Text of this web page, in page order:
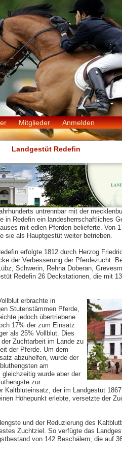
Mitglieder Anmelden
Landgestüt Redefin
untrennbar mit der
in Redefin ein landesherrschaftliches
mit edlen Pferden belieferte. Von
sie als Hauptgestüt weiter betrieben.
erfolgte 1812 durch Herzog
der Verbesserung der Pferdezucht.
Schwerin, Rehna Doberan,
Redefin 26 Deckstationen, die mit
erbrachte in
Stutenstämmen Pferde,
jedoch übertriebene
17% der zum Einsatz
als 25% Vollblut. Dies
Zuchtarbeit im Lande zu
der Pferde. Um dem
abzuhelfen, wurde der
am
wurde aber der
zur
Kaltbluteinsatz, der im Landgestüt
Höhepunkt erlebte, versetzte der
und der Reduzierung des
Zuchtziel. So verfügte das
von 142 Beschälern, die auf